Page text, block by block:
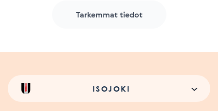
Tarkemmat tiedot
ISOJOKI